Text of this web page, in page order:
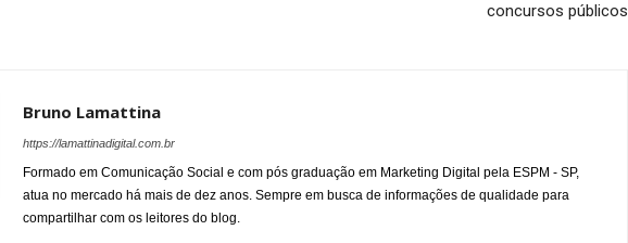
concursos públicos
Bruno Lamattina
https://lamattinadigital.com.br
Formado em Comunicação Social e com pós graduação em Marketing Digital pela ESPM - SP,
atua no mercado há mais de dez anos. Sempre em busca de informações de qualidade para
compartilhar com os leitores do blog.